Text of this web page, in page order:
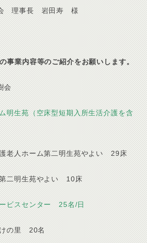
理事長 岩田寿 様
事業内容等のご紹介をお願いします。
会
明生苑（空床型短期入所生活介護を含
老人ホーム第二明生苑やよい 29床
二明生苑やよい 10床
ビスセンター 25名/日
の里 20名